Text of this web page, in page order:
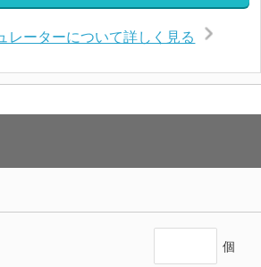
レーターについて詳しく見る
個